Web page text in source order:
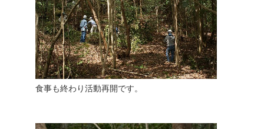
食事も終わり活動再開です。